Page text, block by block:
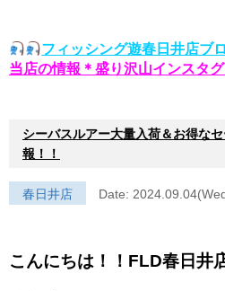
フィッシング遊春日井店ブ
当店の情報＊盛り沢山インスタ
シーバスルアー大量入荷＆お得な
報！！
春日井店 Date:
こんにちは！！FLD春日井